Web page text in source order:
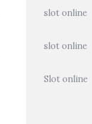
slot online
slot online
Slot online